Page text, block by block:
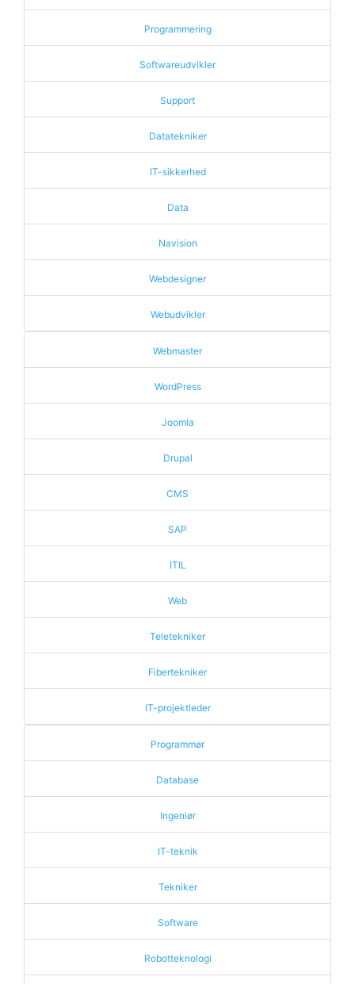
Programmering
Softwareudvikler
Support
Datatekniker
IT-sikkerhed
Data
Navision
Webdesigner
Webudvikler
Webmaster
WordPress
Joomla
Drupal
CMS
SAP
ITIL
Web
Teletekniker
Fibertekniker
IT-projektleder
Programmør
Database
Ingeniør
IT-teknik
Tekniker
Software
Robotteknologi